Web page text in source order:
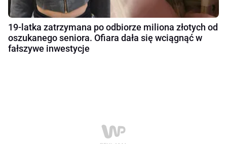
19-latka zatrzymana po odbiorze miliona złotych od
oszukanego seniora. Ofiara dała się wciągnąć w
fałszywe inwestycje